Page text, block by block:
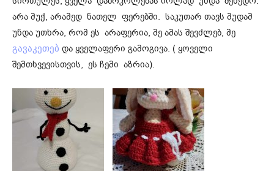
არა მუქ, არამედ ნათელ ფერებში. საკუთარ თავს მუდამ
უნდა უთხრა, რომ ეს არაფერია, მე ამას შევძლებ, მე
გავაკეთებ და ყველაფერი გამოგივა. ( ყოველი
შემთხვევისთვის, ეს ჩემი აზრია).